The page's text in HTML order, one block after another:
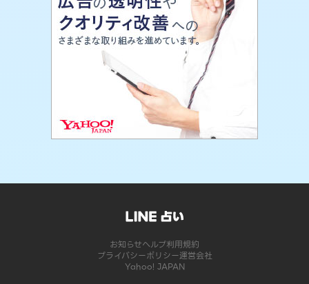
お知らせヘルプ利用規約
プライバシーポリシー運営会社
Yahoo! JAPAN